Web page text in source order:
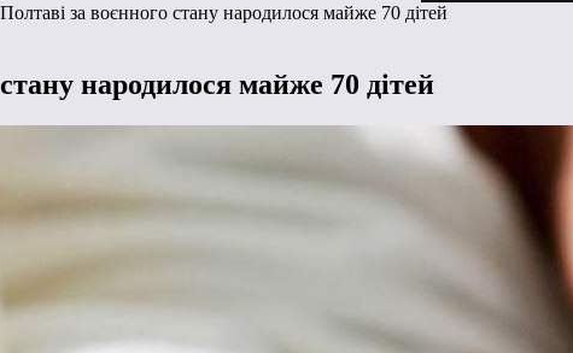
за воєнного стану народилося майже 70 дітей
народилося майже 70 дітей